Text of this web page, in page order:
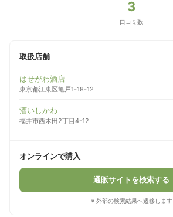
3
口コミ数
取扱店舗
はせがわ酒店
東京都江東区亀戸1-18-12
酒いしかわ
福井市西木田2丁目4-12
オンラインで購入
通販サイトを検索する
※ 外部の検索結果へ遷移します